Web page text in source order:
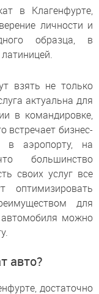
в Клагенфурте,
личности и
образца, в
взять не только
актуальна для
в командировке,
встречает бизнес-
в аэропорту, на
большинство
своих услуг все
оптимизировать
для
можно
авто?
достаточно